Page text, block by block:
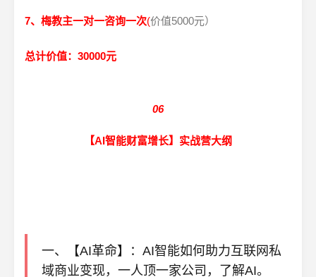
7、梅教主一对一咨询一次(价值5000元）
总计价值：30000元
06
【AI智能财富增长】实战营大纲
一、【AI革命】：AI智能如何助力互联网私
域商业变现，一人顶一家公司，了解AI。